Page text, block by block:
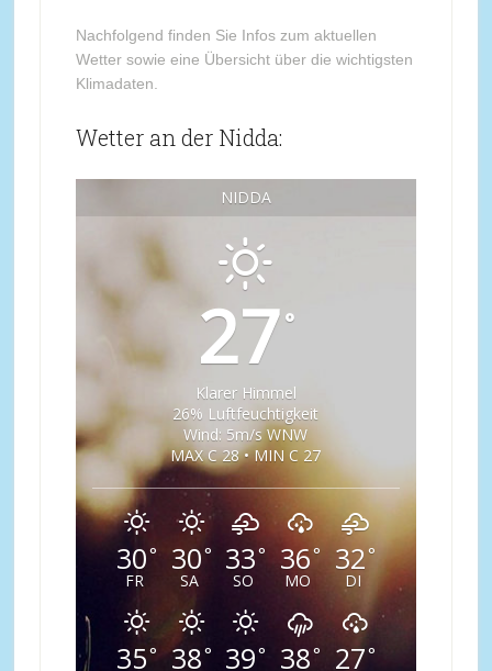
Nachfolgend finden Sie Infos zum aktuellen
Wetter sowie eine Übersicht über die wichtigsten
Klimadaten.
Wetter an der Nidda:
NIDDA
27°
Klarer Himmel
26% Luftfeuchtigkeit
Wind: 5m/s WNW
MAX C 28 • MIN C 27
30°
FR
30°
SA
33°
SO
36°
MO
32°
DI
35° 38° 39° 38° 27°